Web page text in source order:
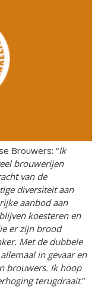
Brouwers: “Ik
brouwerijen
van de
diversiteit aan
aanbod aan
koesteren en
er zijn brood
Met de dubbele
in gevaar en
brouwers. Ik hoop
terugdraait.”